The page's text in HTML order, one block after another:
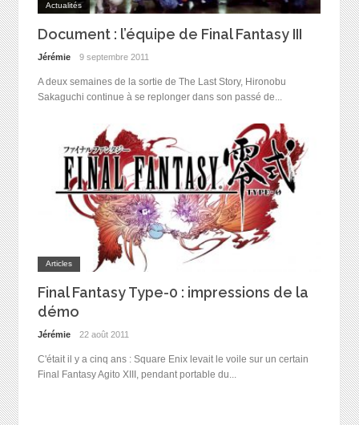
Actualités
Document : l’équipe de Final Fantasy III
Jérémie 9 septembre 2011
A deux semaines de la sortie de The Last Story, Hironobu
Sakaguchi continue à se replonger dans son passé de...
Articles
Final Fantasy Type-0 : impressions de la
démo
Jérémie 22 août 2011
C'était il y a cinq ans : Square Enix levait le voile sur un certain
Final Fantasy Agito XIII, pendant portable du...